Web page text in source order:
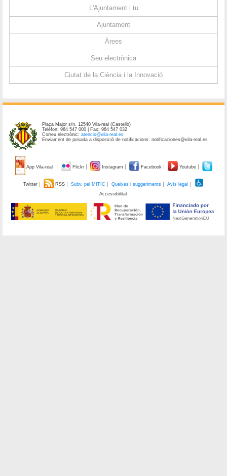
L'Ajuntament i tu
Ajuntament
Àrees
Seu electrònica
Ciutat de la Ciència i la Innovació
Plaça Major s/n. 12540 Vila-real (Castelló)
Telèfon: 964 547 000 | Fax: 964 547 032
Correu electrònic:atencio@vila-real.es
Enviament de posada a disposició de notificacions: notificaciones@vila-real.es
App Vila-real Flickr Instagram Facebook Youtube
Twitter RSS Subv. pel MITIC Queixes i suggeriments
Avís legal
Accessibilitat